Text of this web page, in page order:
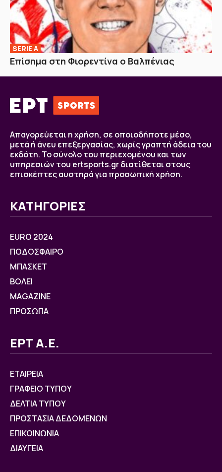
SERIE A
Επίσημα στη Φιορεντίνα ο Βαλπένιας
Απαγορεύεται η χρήση, σε οποιοδήποτε μέσο,
μετά ή άνευ επεξεργασίας, χωρίς γραπτή άδεια του
εκδότη. Το σύνολο του περιεχομένου και των
υπηρεσιών του ertsports.gr διατίθεται στους
επισκέπτες αυστηρά για προσωπική χρήση.
ΚΑΤΗΓΟΡΙΕΣ
EURO 2024
ΠΟΔΟΣΦΑΙΡΟ
ΜΠΑΣΚΕΤ
ΒOΛΕΙ
MAGAZINE
ΠΡΟΣΩΠΑ
ΕΡΤ Α.Ε.
ΕΤΑΙΡΕΙΑ
ΓΡΑΦΕΙΟ ΤΥΠΟΥ
ΔΕΛΤΙΑ ΤΥΠΟΥ
ΠΡΟΣΤΑΣΙΑ ΔΕΔΟΜΕΝΩΝ
ΕΠΙΚΟΙΝΩΝΙΑ
ΔΙΑΥΓΕΙΑ